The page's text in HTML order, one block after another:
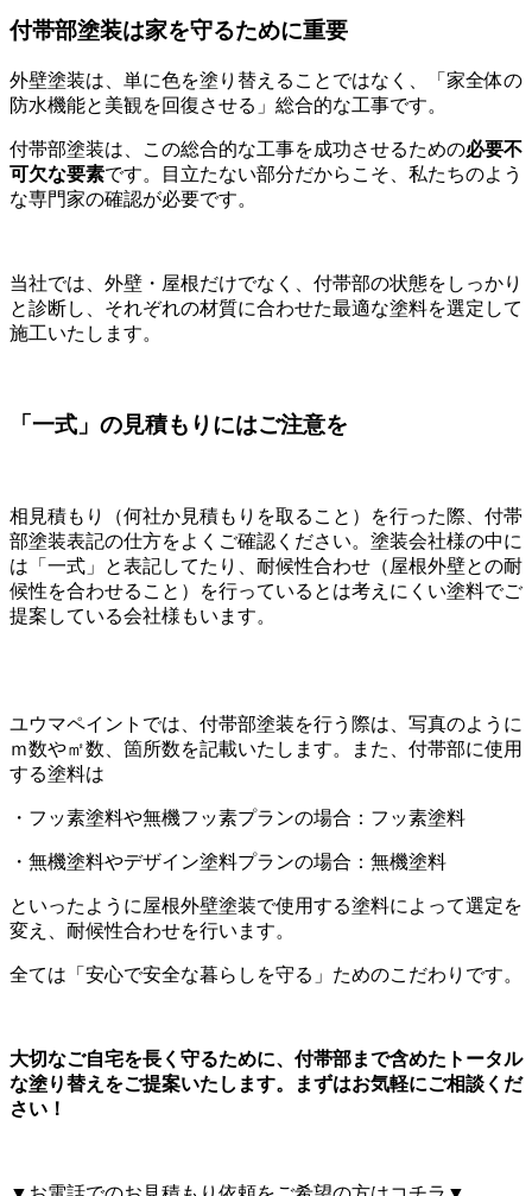
付帯部塗装は家を守るために重要
外壁塗装は、単に色を塗り替えることではなく、「家全体の
防水機能と美観を回復させる」総合的な工事です。
付帯部塗装は、この総合的な工事を成功させるための必要不
可欠な要素です。目立たない部分だからこそ、私たちのよう
な専門家の確認が必要です。
当社では、外壁・屋根だけでなく、付帯部の状態をしっかり
と診断し、それぞれの材質に合わせた最適な塗料を選定して
施工いたします。
「一式」の見積もりにはご注意を
相見積もり（何社か見積もりを取ること）を行った際、付帯
部塗装表記の仕方をよくご確認ください。塗装会社様の中に
は「一式」と表記してたり、耐候性合わせ（屋根外壁との耐
候性を合わせること）を行っているとは考えにくい塗料でご
提案している会社様もいます。
ユウマペイントでは、付帯部塗装を行う際は、写真のように
ｍ数や㎡数、箇所数を記載いたします。また、付帯部に使用
する塗料は
・フッ素塗料や無機フッ素プランの場合：フッ素塗料
・無機塗料やデザイン塗料プランの場合：無機塗料
といったように屋根外壁塗装で使用する塗料によって選定を
変え、耐候性合わせを行います。
全ては「安心で安全な暮らしを守る」ためのこだわりです。
大切なご自宅を長く守るために、付帯部まで含めたトータル
な塗り替えをご提案いたします。まずはお気軽にご相談くだ
さい！